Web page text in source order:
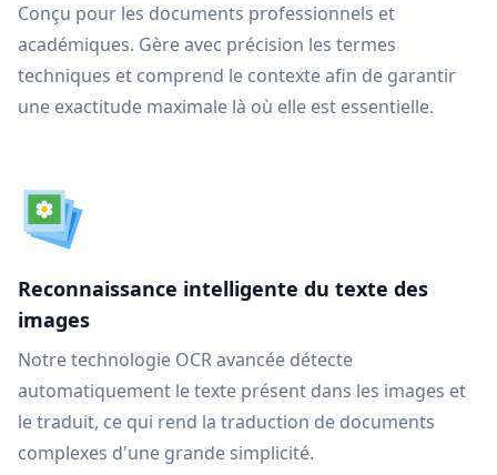
Conçu pour les documents professionnels et
académiques. Gère avec précision les termes
techniques et comprend le contexte afin de garantir
une exactitude maximale là où elle est essentielle.
Reconnaissance intelligente du texte des
images
Notre technologie OCR avancée détecte
automatiquement le texte présent dans les images et
le traduit, ce qui rend la traduction de documents
complexes d'une grande simplicité.